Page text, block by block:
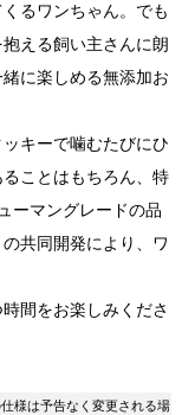
るワンちゃん。でも
える飼い主さんに朗
に楽しめる無添加お
キーで噛むたびにひ
ことはもちろん、特
ーマングレードの品
共同開発により、ワ
間をお楽しみくださ
様は予告なく変更される場